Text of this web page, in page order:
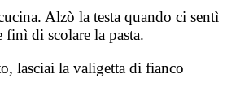
Alzò la testa quando ci sentì
finì di scolare la pasta.
lasciai la valigetta di fianco